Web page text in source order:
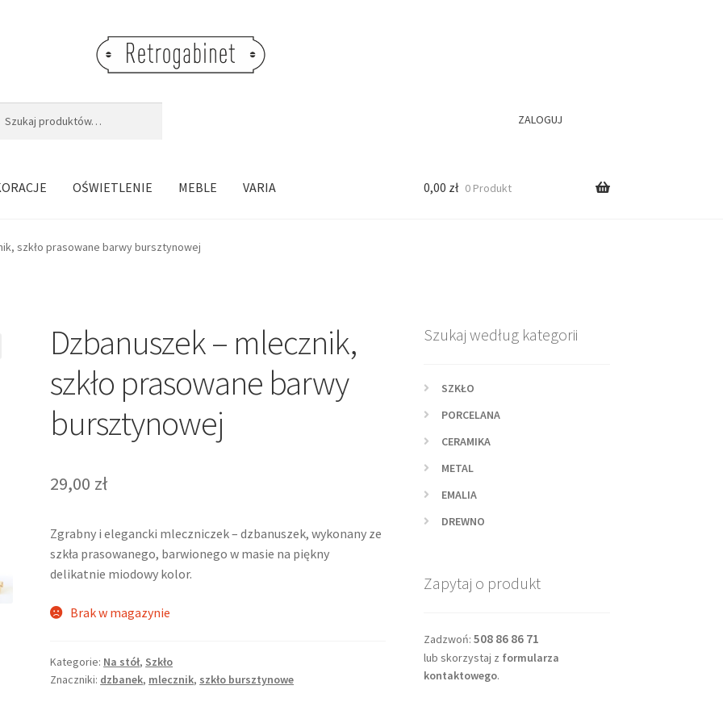
ZALOGUJ
OŚWIETLENIE MEBLE VARIA 0,00 zł 0 Produkt
szkło prasowane barwy bursztynowej
Dzbanuszek – mlecznik,
szkło prasowane barwy
bursztynowej
29,00 zł
Zgrabny i elegancki mleczniczek – dzbanuszek, wykonany ze
szkła prasowanego, barwionego w masie na piękny
delikatnie miodowy kolor.
Brak w magazynie
Kategorie: Na stół, Szkło
Znaczniki: dzbanek, mlecznik, szkło bursztynowe
Szukaj według kategorii
SZKŁO
PORCELANA
CERAMIKA
METAL
EMALIA
DREWNO
Zapytaj o produkt
Zadzwoń: 508 86 86 71
lub skorzystaj z formularza
kontaktowego.